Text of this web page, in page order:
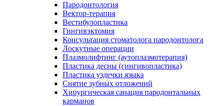
Пародонтология
Вектор-терапия
Вестибулопластика
Гингивэктомия
Консультация стоматолога пародонтолога
Лоскутные операции
Плазмолифтинг (аутоплазмотерапия)
Пластика десны (гингивопластика)
Пластика уздечки языка
Снятие зубных отложений
Хирургическая санация пародонтальных
карманов